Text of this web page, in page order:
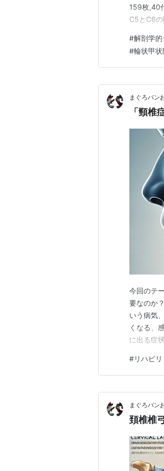
159枚,40
C5とC6
た。これ
#解剖学的
#輪状甲
まぐろパン
「頸椎
今回のテ
要なのか
いう病気
くなる、
に出る症
かなり不
主観的に
#リハビリ
まぐろパン
頚椎椎